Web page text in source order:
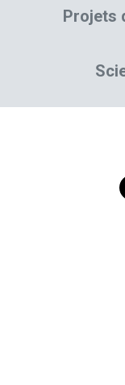
Projets